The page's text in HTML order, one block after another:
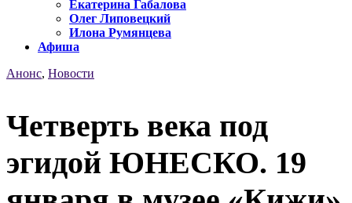
Екатерина Габалова
Олег Липовецкий
Илона Румянцева
Афиша
Анонс, Новости
Четверть века под
эгидой ЮНЕСКО. 19